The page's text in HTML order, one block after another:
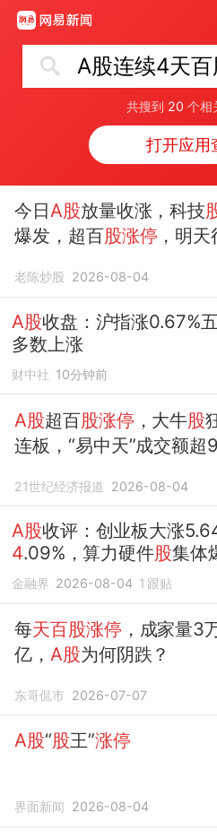
A股连续4天
共搜到 20 个相
打开应用
今日A股放量收涨，科技
爆发，超百股涨停 ，明天
老陈炒股 2026-08-04
A股收盘：沪指涨0.67%
多数上涨
财中社 10分钟前
A股超百股涨停 ，大牛股
连板，“易中天”成交额超
21世纪经济报道 2026-08-04
A股收评：创业板大涨
4.09%，算力硬件股集体
走高，超百股涨停
金融界 2026-08-04 1 跟贴
每天百股涨停 ，成家量3
亿， A股为何阴跌？
东哥侃市 2026-07-07
A股“股王”涨停
界面新闻 2026-08-04